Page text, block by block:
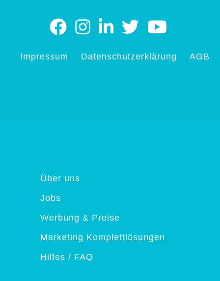
Impressum Datenschutzerklärung AGB
Über uns
Jobs
Werbung & Preise
Marketing Komplettlösungen
Hilfes / FAQ